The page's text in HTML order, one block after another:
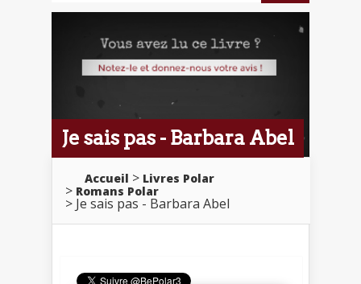
Je sais pas - Barbara Abel
Accueil
Livres Polar
Romans Polar
Je sais pas - Barbara Abel